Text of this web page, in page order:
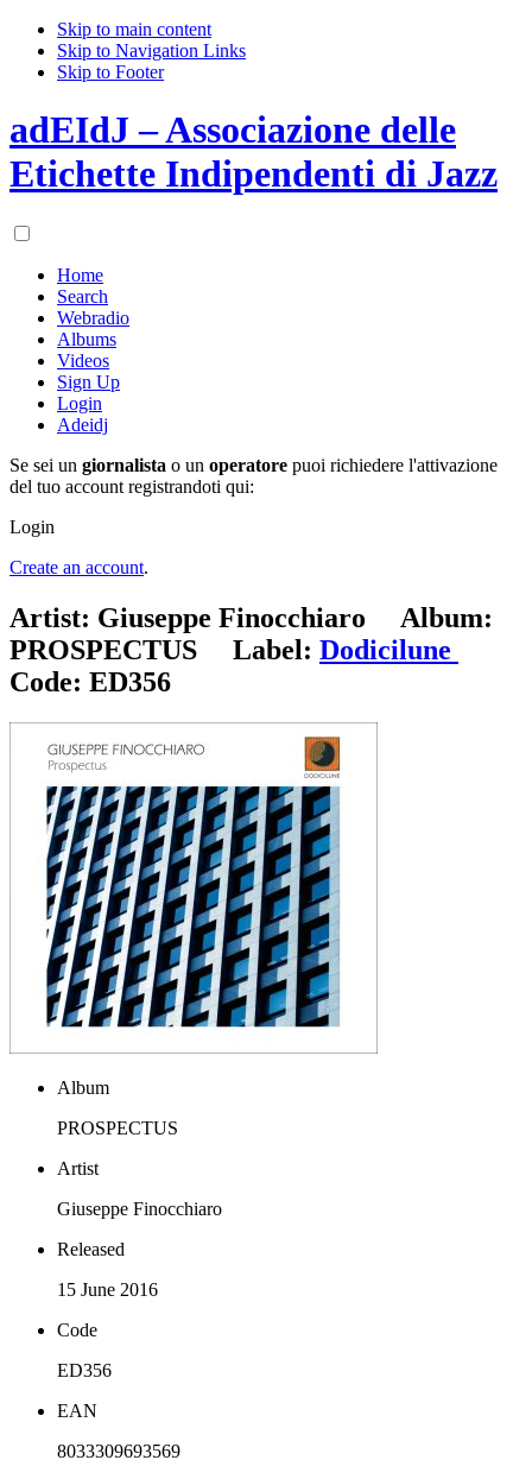
Skip to main content
Skip to Navigation Links
Skip to Footer
adEIdJ – Associazione delle
Etichette Indipendenti di Jazz
Home
Search
Webradio
Albums
Videos
Sign Up
Login
Adeidj
Se sei un giornalista o un operatore puoi richiedere l'attivazione
del tuo account registrandoti qui:
Login
Create an account.
Artist: Giuseppe Finocchiaro Album:
PROSPECTUS Label: Dodicilune
Code: ED356
Album
PROSPECTUS
Artist
Giuseppe Finocchiaro
Released
15 June 2016
Code
ED356
EAN
8033309693569